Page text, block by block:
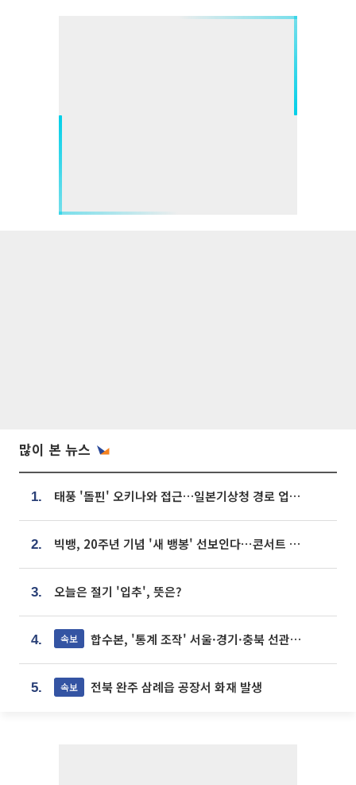
많이 본 뉴스
1. 태풍 '돌핀' 오키나와 접근…일본기상청 경로 업데이트
2. 빅뱅, 20주년 기념 '새 뱅봉' 선보인다⋯콘서트 앞두고 팝업 개최
3. 오늘은 절기 '입추', 뜻은?
4. 속보 합수본, '통계 조작' 서울·경기·충북 선관위 등 추가 압수수색
5. 속보 전북 완주 삼례읍 공장서 화재 발생